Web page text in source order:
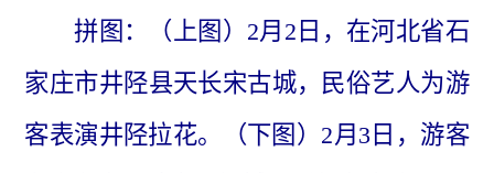
拼图：（上图）2月2日，在河北省石
家庄市井陉县天长宋古城，民俗艺人为游
客表演井陉拉花。（下图）2月3日，游客